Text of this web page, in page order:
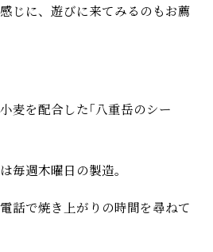
じに、遊びに来てみるのもお薦
麦を配合した｢八重岳のシー
毎週木曜日の製造。
話で焼き上がりの時間を尋ねて